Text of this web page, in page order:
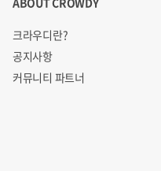
크라우디란?
공지사항
커뮤니티 파트너